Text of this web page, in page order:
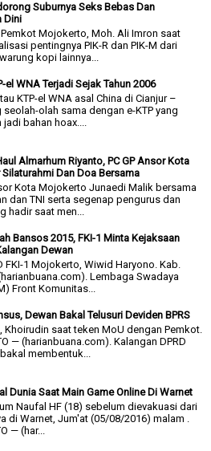
Suburnya Seks Bebas Dan
Dini
Pemkot Mojokerto, Moh. Ali Imron saat
pentingnya PIK-R dan PIK-M dari
kopi lainnya...
el WNA Terjadi Sejak Tahun 2006
KTP-el WNA asal China di Cianjur –
seolah-olah sama dengan e-KTP yang
bahan hoax....
Almarhum Riyanto, PC GP Ansor Kota
Dan Doa Bersama
Kota Mojokerto Junaedi Malik bersama
dan TNI serta segenap pengurus dan
hadir saat men...
Bansos 2015, FKI-1 Minta Kejaksaan
Dewan
1 Mojokerto, Wiwid Haryono. Kab.
Lembaga Swadaya
Front Komunitas...
Dewan Bakal Telusuri Deviden BPRS
Khoirudin saat teken MoU dengan Pemkot.
— (harianbuana.com). Kalangan DPRD
membentuk...
Dunia Saat Main Game Online Di Warnet
Naufal HF (18) sebelum dievakuasi dari
di Warnet, Jum'at (05/08/2016) malam .
— (har...